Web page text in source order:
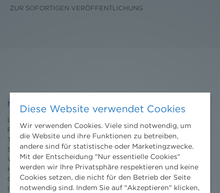
ZUR SOFORTIGEN VERÖFFENTLICHUNG
NHP
Leistungen
Projekte
Team
Standorte
Wissenschaft
Karriere
Ombudsstelle
Impressum
Diese Website verwendet Cookies
Wir verwenden Cookies. Viele sind notwendig, um
die Website und ihre Funktionen zu betreiben,
andere sind für statistische oder Marketingzwecke.
Mit der Entscheidung "Nur essentielle Cookies"
werden wir Ihre Privatsphäre respektieren und keine
Cookies setzen, die nicht für den Betrieb der Seite
notwendig sind. Indem Sie auf "Akzeptieren" klicken,